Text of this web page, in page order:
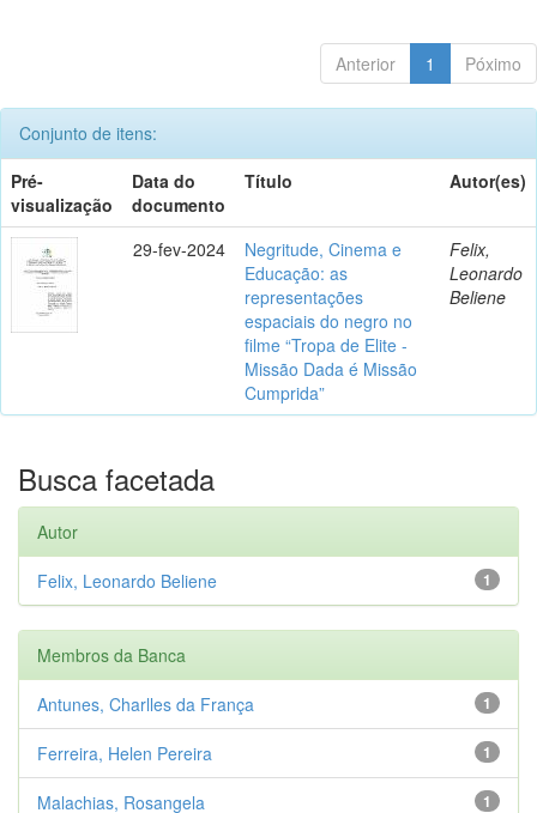
Anterior 1 Póximo
Conjunto de itens:
Pré-
visualização
Data do
documento
Título Autor(es)
29-fev-2024
Negritude, Cinema e
Educação: as
representações
espaciais do negro no
filme “Tropa de Elite -
Missão Dada é Missão
Cumprida”
Felix,
Leonardo
Beliene
Busca facetada
Autor
1
Felix, Leonardo Beliene
Membros da Banca
1
Antunes, Charlles da França
1
Ferreira, Helen Pereira
1
Malachias, Rosangela